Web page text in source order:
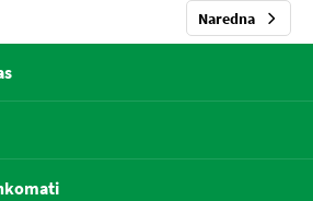
Naredna